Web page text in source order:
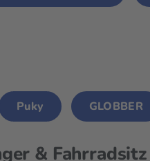
Puky GLOBBER
&